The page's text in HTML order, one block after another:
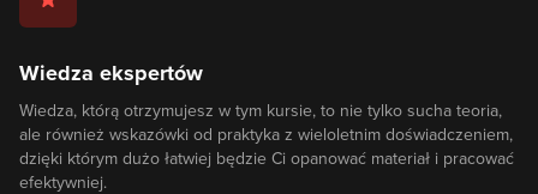
Wiedza ekspertów
Wiedza, którą otrzymujesz w tym kursie, to nie tylko sucha teoria,
ale również wskazówki od praktyka z wieloletnim doświadczeniem,
dzięki którym dużo łatwiej będzie Ci opanować materiał i pracować
efektywniej.